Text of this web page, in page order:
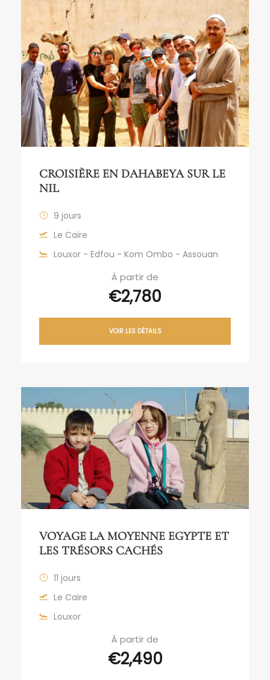
CROISIÈRE EN DAHABEYA SUR LE
NIL
9 jours
Le Caire
Louxor - Edfou - Kom Ombo - Assouan
À partir de
€2,780
VOIR LES DÉTAILS
VOYAGE LA MOYENNE EGYPTE ET
LES TRÉSORS CACHÉS
11 jours
Le Caire
Louxor
À partir de
€2,490